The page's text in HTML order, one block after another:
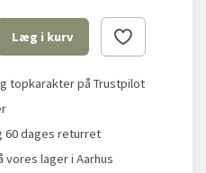
Læg i kurv
topkarakter på Trustpilot
60 dages returret
vores lager i Aarhus